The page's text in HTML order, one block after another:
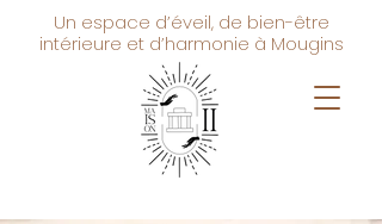
Un espace d’éveil, de bien-être
intérieure et d’harmonie à Mougins